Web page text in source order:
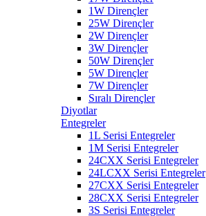
1W Dirençler
25W Dirençler
2W Dirençler
3W Dirençler
50W Dirençler
5W Dirençler
7W Dirençler
Sıralı Dirençler
Diyotlar
Entegreler
1L Serisi Entegreler
1M Serisi Entegreler
24CXX Serisi Entegreler
24LCXX Serisi Entegreler
27CXX Serisi Entegreler
28CXX Serisi Entegreler
3S Serisi Entegreler